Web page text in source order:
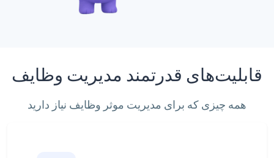
قابلیت‌های قدرتمند مدیریت وظایف
همه چیزی که برای مدیریت موثر وظایف نیاز دارید